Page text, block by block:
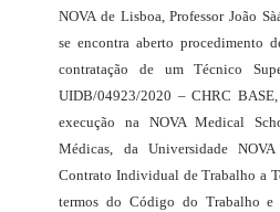
NOVA de Lisboa, Professor João
se encontra aberto procedimento
contratação de um Técnico
UIDB/04923/2020 – CHRC
execução na NOVA Medical
Médicas, da Universidade
Contrato Individual de Trabalho a
termos do Código do Trabalho e